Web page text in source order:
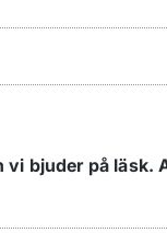
bjuder på läsk.